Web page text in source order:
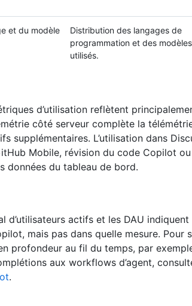
et du modèle
Distribution des langages de
programmation et des modèles
utilisés.
d’utilisation reflètent
côté serveur complète la
supplémentaires. L’utilisation dans
Mobile, révision du code Copilot
données du tableau de bord.
d’utilisateurs actifs et les DAU
mais pas dans quelle mesure. Pour
profondeur au fil du temps, par
aux workflows d’agent,
.